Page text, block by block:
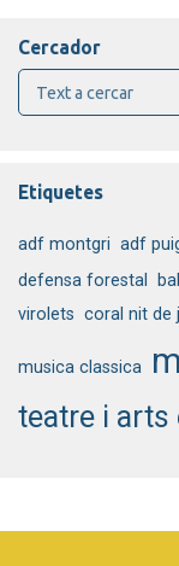
Cercador
Etiquetes
adf montgri adf
defensa forestal
virolets coral nit de
musica classica
teatre i arts